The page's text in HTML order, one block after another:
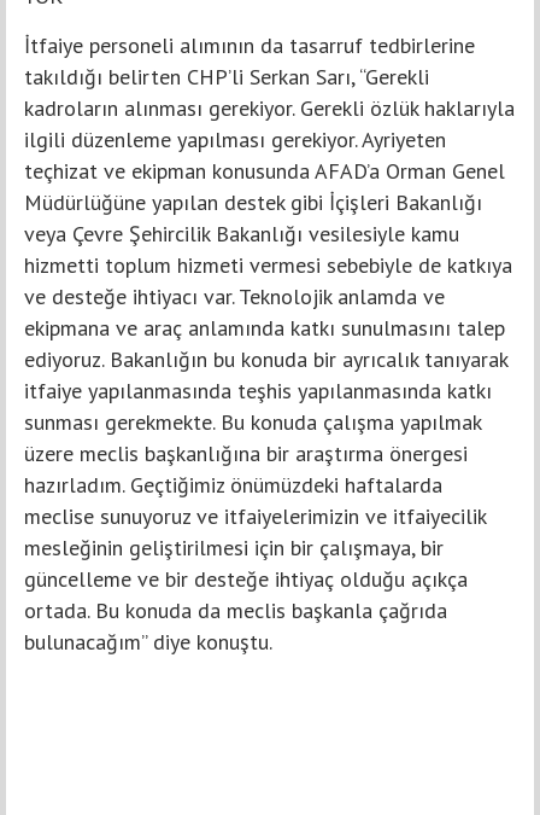
İtfaiye personeli alımının da tasarruf tedbirlerine
takıldığı belirten CHP’li Serkan Sarı, “Gerekli
kadroların alınması gerekiyor. Gerekli özlük haklarıyla
ilgili düzenleme yapılması gerekiyor. Ayriyeten
teçhizat ve ekipman konusunda AFAD’a Orman Genel
Müdürlüğüne yapılan destek gibi İçişleri Bakanlığı
veya Çevre Şehircilik Bakanlığı vesilesiyle kamu
hizmetti toplum hizmeti vermesi sebebiyle de katkıya
ve desteğe ihtiyacı var. Teknolojik anlamda ve
ekipmana ve araç anlamında katkı sunulmasını talep
ediyoruz. Bakanlığın bu konuda bir ayrıcalık tanıyarak
itfaiye yapılanmasında teşhis yapılanmasında katkı
sunması gerekmekte. Bu konuda çalışma yapılmak
üzere meclis başkanlığına bir araştırma önergesi
hazırladım. Geçtiğimiz önümüzdeki haftalarda
meclise sunuyoruz ve itfaiyelerimizin ve itfaiyecilik
mesleğinin geliştirilmesi için bir çalışmaya, bir
güncelleme ve bir desteğe ihtiyaç olduğu açıkça
ortada. Bu konuda da meclis başkanla çağrıda
bulunacağım” diye konuştu.